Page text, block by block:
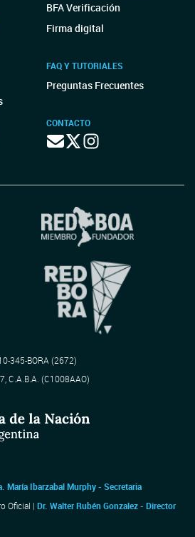
BFA Verificación
Firma digital
FAQ Y TUTORIALES
Preguntas Frecuentes
CONTACTO
345-BORA (2672)
C.A.B.A. (C1008AAO)
María Ibarzabal Murphy - Secretaria
Oficial | Dr. Walter Rubén Gonzalez - Director